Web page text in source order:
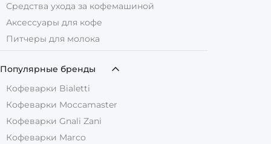
Средства ухода за кофемашиной
Аксессуары для кофе
Питчеры для молока
Популярные бренды
Кофеварки Bialetti
Кофеварки Moccamaster
Кофеварки Gnali Zani
Кофеварки Marco